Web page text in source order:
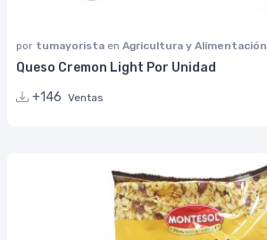
por tumayorista en Agricultura y Alimentación
Queso Cremon Light Por Unidad
+146 Ventas